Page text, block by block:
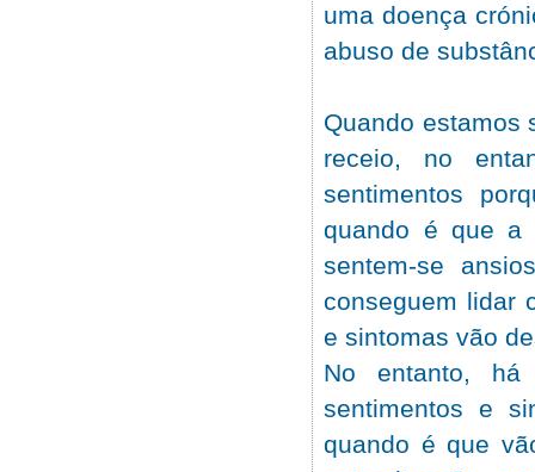
uma doença
abuso de
Quando estamos
receio, no
sentimentos
quando é que a
sentem-se
conseguem lidar
e sintomas vão
No entanto, há
sentimentos e
quando é que